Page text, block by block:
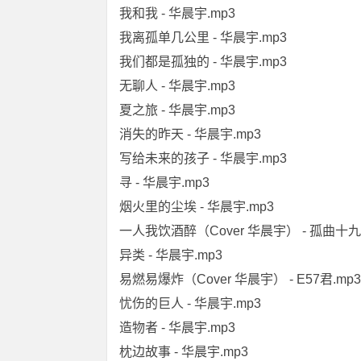
我和我 - 华晨宇.mp3
我离孤单几公里 - 华晨宇.mp3
我们都是孤独的 - 华晨宇.mp3
无聊人 - 华晨宇.mp3
夏之旅 - 华晨宇.mp3
消失的昨天 - 华晨宇.mp3
写给未来的孩子 - 华晨宇.mp3
寻 - 华晨宇.mp3
烟火里的尘埃 - 华晨宇.mp3
一人我饮酒醉（Cover 华晨宇） - 孤曲十
异类 - 华晨宇.mp3
易燃易爆炸（Cover 华晨宇） - E57君.mp3
忧伤的巨人 - 华晨宇.mp3
造物者 - 华晨宇.mp3
枕边故事 - 华晨宇.mp3